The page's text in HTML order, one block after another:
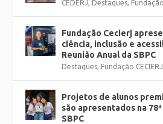
CEDERJ, Destaques,
Fundação Cecierj
ciência, inclusão e
Reunião Anual da SBPC
Destaques, Fundação CECIERJ
Projetos de alunos
são apresentados na
SBPC